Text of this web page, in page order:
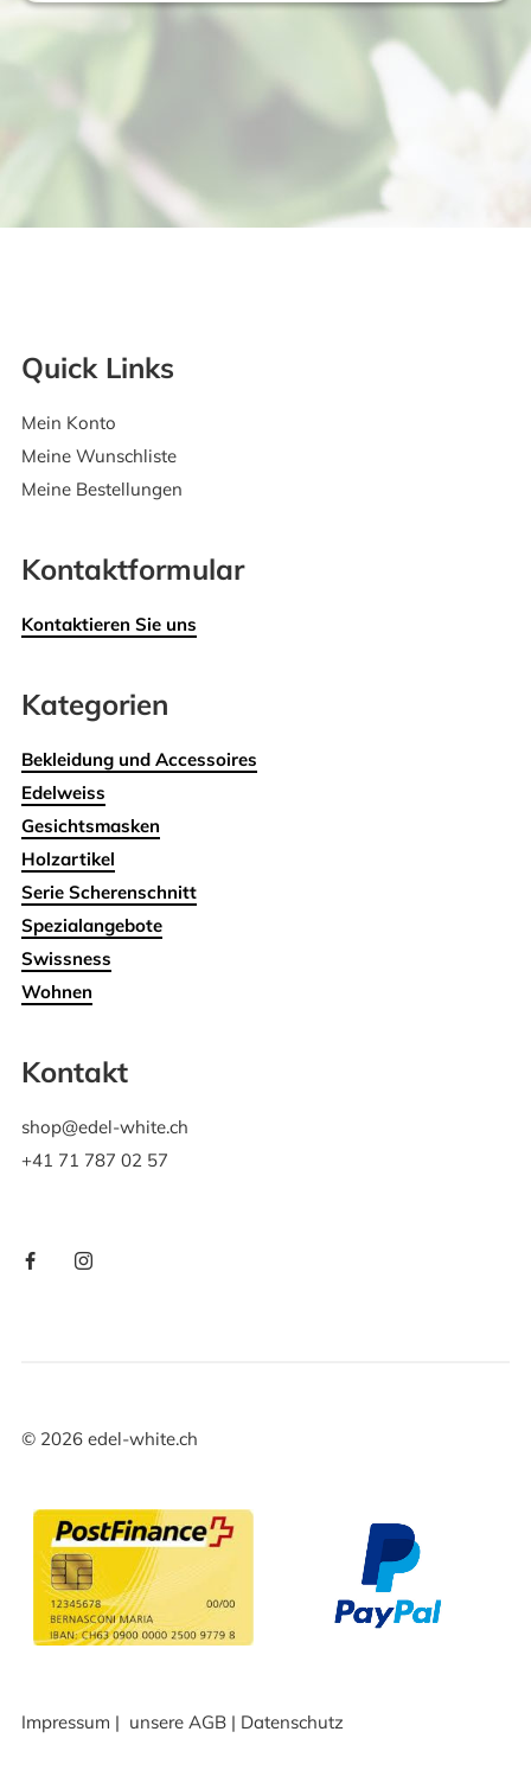
Quick Links
Mein Konto
Meine Wunschliste
Meine Bestellungen
Kontaktformular
Kontaktieren Sie uns
Kategorien
Bekleidung und Accessoires
Edelweiss
Gesichtsmasken
Holzartikel
Serie Scherenschnitt
Spezialangebote
Swissness
Wohnen
Kontakt
shop@edel-white.ch
+41 71 787 02 57
© 2026edel-white.ch
Impressum | unsere AGB| Datenschutz